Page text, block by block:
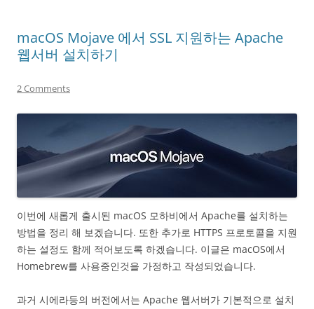
macOS Mojave 에서 SSL 지원하는 Apache
웹서버 설치하기
2 Comments
이번에 새롭게 출시된 macOS 모하비에서 Apache를 설치하는
방법을 정리 해 보겠습니다. 또한 추가로 HTTPS 프로토콜을 지원
하는 설정도 함께 적어보도록 하겠습니다. 이글은 macOS에서
Homebrew를 사용중인것을 가정하고 작성되었습니다.
과거 시에라등의 버전에서는 Apache 웹서버가 기본적으로 설치